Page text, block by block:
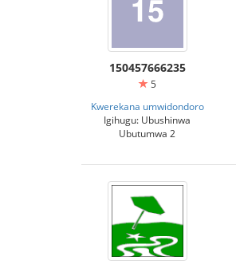
150457666235
5
Kwerekana umwidondoro
Igihugu: Ubushinwa
Ubutumwa 2